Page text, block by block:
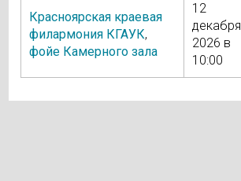
Красноярская краевая
филармония КГАУК,
фойе Камерного зала
12
декабря
2026 в
10:00